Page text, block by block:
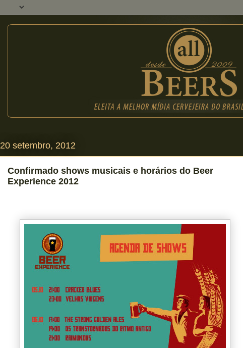
20 setembro, 2012
Confirmado shows musicais e horários do Beer
Experience 2012